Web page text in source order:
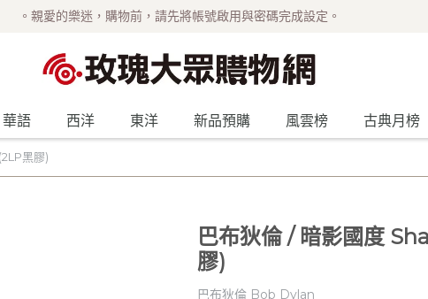
。親愛的樂迷，購物前，請先將帳號啟用與密碼完成設定。
華語 西洋 東洋 新品預購 風雲榜 古典月榜
黑膠)
巴布狄倫 / 暗影國度
膠)
巴布狄倫 Bob Dylan